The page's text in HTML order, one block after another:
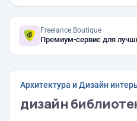
Freelance.Boutique
Премиум-сервис для
Архитектура и Дизайн
дизайн